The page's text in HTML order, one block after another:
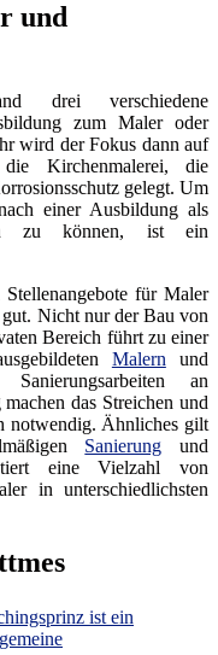
und
drei verschiedene
zum Maler oder
wird der Fokus dann auf
Kirchenmalerei, die
gelegt. Um
einer Ausbildung als
zu können, ist ein
für Maler
Nicht nur der Bau von
Bereich führt zu einer
Malern und
an
das Streichen und
notwendig. Ähnliches gilt
Sanierung und
eine Vielzahl von
in unterschiedlichsten
ist ein